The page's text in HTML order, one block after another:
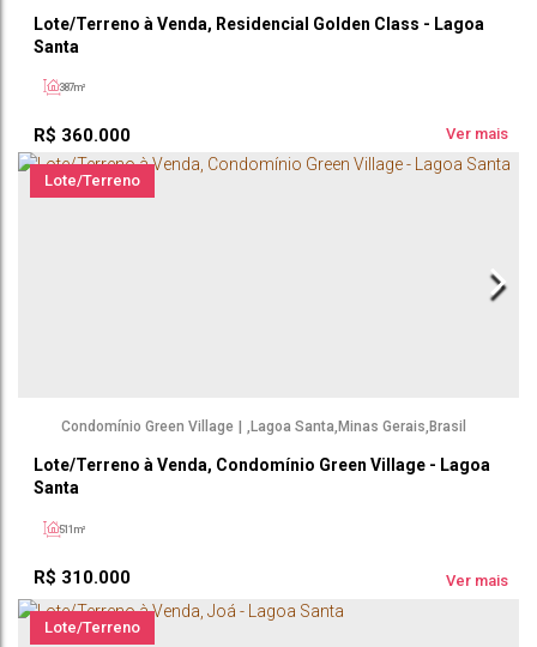
Lote/Terreno à Venda, Residencial Golden Class - Lagoa
Santa
R$ 360.000
387m²
Ver mais
Lote/Terreno
Lote/Terreno à Venda, Condomínio Green Village - Lagoa
Santa
R$ 310.000
Condomínio Green Village Lagoa Santa Minas Gerais Brasil
511m²
Ver mais
Lote/Terreno